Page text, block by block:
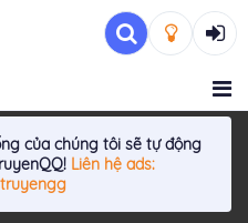
của chúng tôi sẽ tự động
Liên hệ ads: